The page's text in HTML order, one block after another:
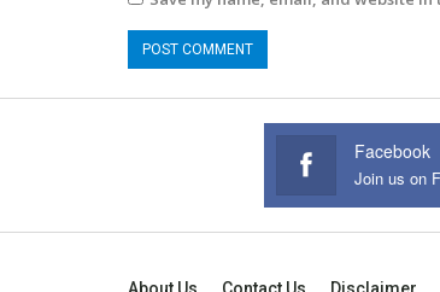
Facebook
Join us on